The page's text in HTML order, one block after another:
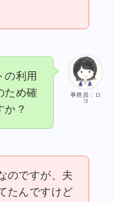
事務員：ロ
ヨ
の利用
ため確
か？
のですが、夫
たんですけど